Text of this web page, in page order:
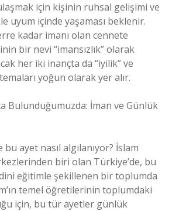
için kişinin ruhsal gelişimi ve
uyum içinde yaşaması beklenir.
kadar imanı olan cennete
bir nevi “imansızlık” olarak
her iki inançta da “iyilik” ve
yoğun olarak yer alır.
Bulunduğumuzda: İman ve Günlük
bu ayet nasıl algılanıyor? İslam
biri olan Türkiye’de, bu
eğitimle şekillenen bir toplumda
temel öğretilerinin toplumdaki
için, bu tür ayetler günlük